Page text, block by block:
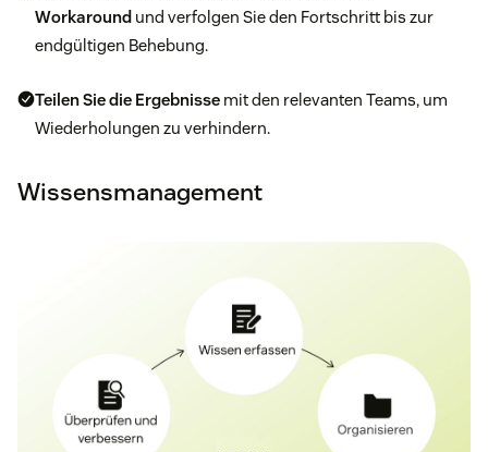
Workaround und verfolgen Sie den Fortschritt bis zur
endgültigen Behebung.
Teilen Sie die Ergebnisse mit den relevanten Teams, um
Wiederholungen zu verhindern.
Wissensmanagement